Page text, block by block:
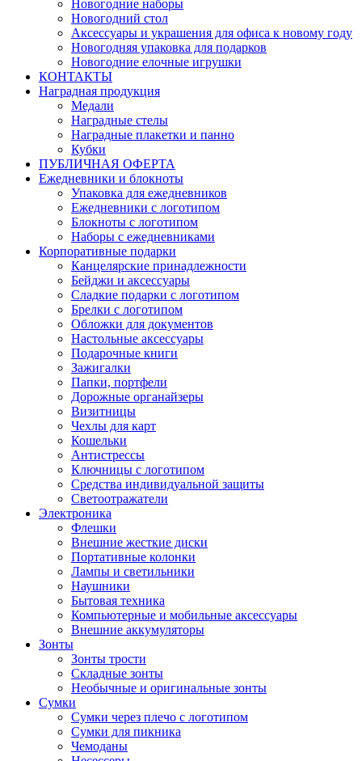
Новогодние наборы
Новогодний стол
Аксессуары и украшения для офиса к новому году
Новогодняя упаковка для подарков
Новогодние елочные игрушки
КОНТАКТЫ
Наградная продукция
Медали
Наградные стелы
Наградные плакетки и панно
Кубки
ПУБЛИЧНАЯ ОФЕРТА
Ежедневники и блокноты
Упаковка для ежедневников
Ежедневники с логотипом
Блокноты с логотипом
Наборы с ежедневниками
Корпоративные подарки
Канцелярские принадлежности
Бейджи и аксессуары
Сладкие подарки с логотипом
Брелки с логотипом
Обложки для документов
Настольные аксессуары
Подарочные книги
Зажигалки
Папки, портфели
Дорожные органайзеры
Визитницы
Чехлы для карт
Кошельки
Антистрессы
Ключницы с логотипом
Средства индивидуальной защиты
Светоотражатели
Электроника
Флешки
Внешние жесткие диски
Портативные колонки
Лампы и светильники
Наушники
Бытовая техника
Компьютерные и мобильные аксессуары
Внешние аккумуляторы
Зонты
Зонты трости
Складные зонты
Необычные и оригинальные зонты
Сумки
Сумки через плечо с логотипом
Сумки для пикника
Чемоданы